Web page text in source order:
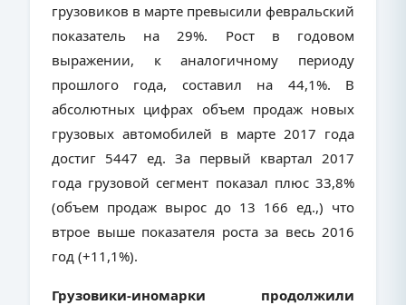
грузовиков в марте превысили февральский
показатель на 29%. Рост в годовом
выражении, к аналогичному периоду
прошлого года, составил на 44,1%. В
абсолютных цифрах объем продаж новых
грузовых автомобилей в марте 2017 года
достиг 5447 ед. За первый квартал 2017
года грузовой сегмент показал плюс 33,8%
(объем продаж вырос до 13 166 ед.,) что
втрое выше показателя роста за весь 2016
год (+11,1%).
Грузовики-иномарки продолжили